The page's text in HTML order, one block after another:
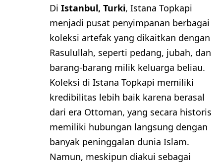
Di Istanbul, Turki, Istana Topkapi
menjadi pusat penyimpanan berbagai
koleksi artefak yang dikaitkan dengan
Rasulullah, seperti pedang, jubah, dan
barang-barang milik keluarga beliau.
Koleksi di Istana Topkapi memiliki
kredibilitas lebih baik karena berasal
dari era Ottoman, yang secara historis
memiliki hubungan langsung dengan
banyak peninggalan dunia Islam.
Namun, meskipun diakui sebagai